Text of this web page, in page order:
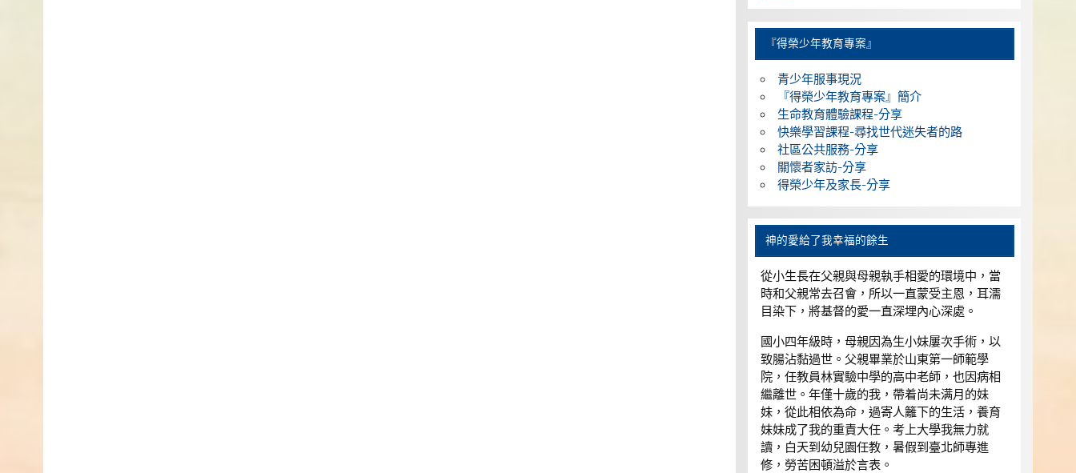
『得榮少年教育專案』
青少年服事現況
『得榮少年教育專案』簡介
生命教育體驗課程-分享
快樂學習課程-尋找世代迷失者的路
社區公共服務-分享
關懷者家訪-分享
得榮少年及家長-分享
神的愛給了我幸福的餘生
從小生長在父親與母親執手相愛的環境中，當
時和父親常去召會，所以一直蒙受主恩，耳濡
目染下，將基督的愛一直深埋內心深處。
國小四年級時，母親因為生小妹屢次手術，以
致腸沾黏過世。父親畢業於山東第一師範學
院，任教員林實驗中學的高中老師，也因病相
繼離世。年僅十歲的我，帶着尚未满月的妹
妹，從此相依為命，過寄人籬下的生活，養育
妹妹成了我的重責大任。考上大學我無力就
讀，白天到幼兒園任教，暑假到臺北師專進
修，勞苦困頓溢於言表。